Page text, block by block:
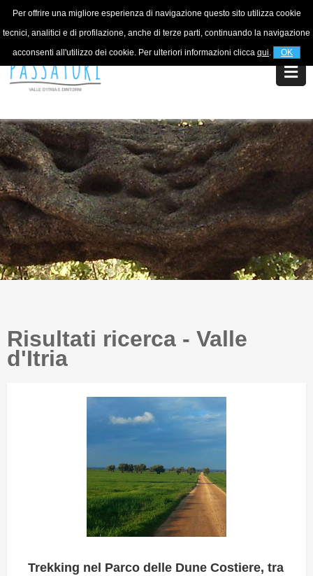
Per offrire una migliore esperienza di navigazione questo sito utilizza cookie
tecnici, analitici e di profilazione, anche di terze parti, continuando la navigazione
acconsenti all'utilizzo dei cookie. Per ulteriori informazioni clicca qui. OK
Per informazioni+39 320 5753268
Risultati ricerca - Valle
d'Itria
Trekking nel Parco delle Dune Costiere, tra